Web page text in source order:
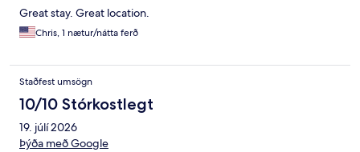
Great stay. Great location.
Chris, 1 nætur/nátta ferð
Staðfest umsögn
10/10 Stórkostlegt
19. júlí 2026
Þýða með Google